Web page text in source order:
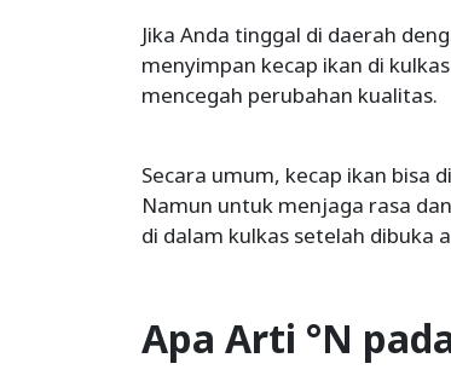
Jika Anda tinggal di daerah
menyimpan kecap ikan di
mencegah perubahan kualitas.
Secara umum, kecap ikan bisa
Namun untuk menjaga rasa
di dalam kulkas setelah dibuka
Apa Arti °N